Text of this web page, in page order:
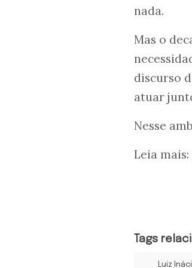
nada.
Mas o
discurso
atuar
Nesse
Leia mais:
Tags
Luiz